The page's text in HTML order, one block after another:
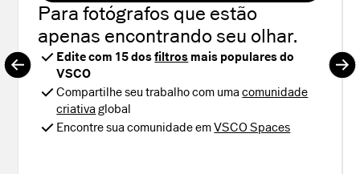
Para fotógrafos que estão
apenas encontrando seu olhar.
Edite com 15 dosfiltros mais populares do
VSCO
Compartilhe seu trabalho com umacomunidade
criativaglobal
Encontre sua comunidade emVSCO Spaces